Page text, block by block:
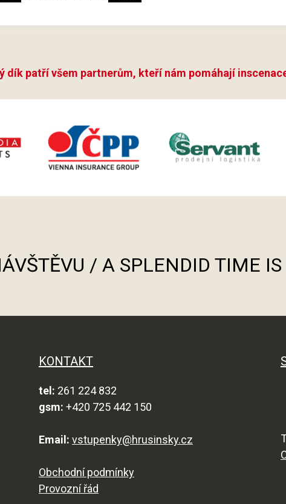
dík patří všem partnerům, kteří nám pomáhají
/ A SPLENDID TIME
KONTAKT
tel: 261 224 832
gsm: +420 725 442 150
Email: vstupenky@hrusinsky.cz
Obchodní podmínky
Provozní řád